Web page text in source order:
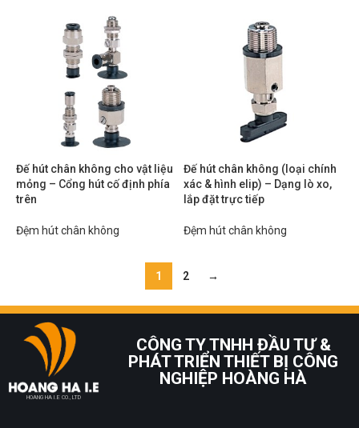
Đế hút chân không cho vật liệu
mỏng – Cổng hút cố định phía
trên
Đệm hút chân không
Đế hút chân không (loại chính
xác & hình elip) – Dạng lò xo,
lắp đặt trực tiếp
Đệm hút chân không
1 2 →
HOANG HA I.E CO., LTD
CÔNG TY TNHH ĐẦU TƯ &
PHÁT TRIỂN THIẾT BỊ CÔNG
NGHIỆP HOÀNG HÀ